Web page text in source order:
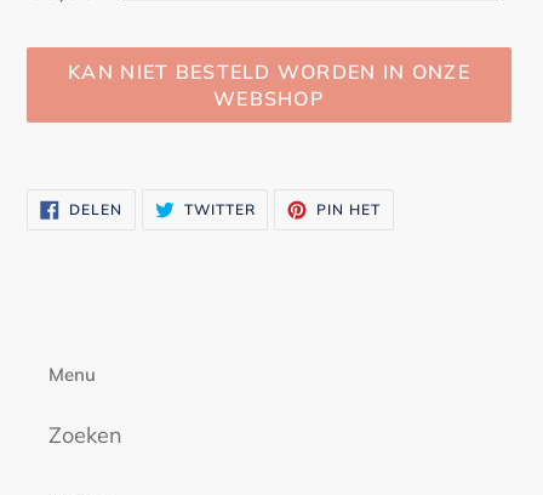
KAN NIET BESTELD WORDEN IN ONZE
WEBSHOP
aan DELEN DELEN TWITTERTWITTEREN
OP
PIN HET
Menu
Zoeken